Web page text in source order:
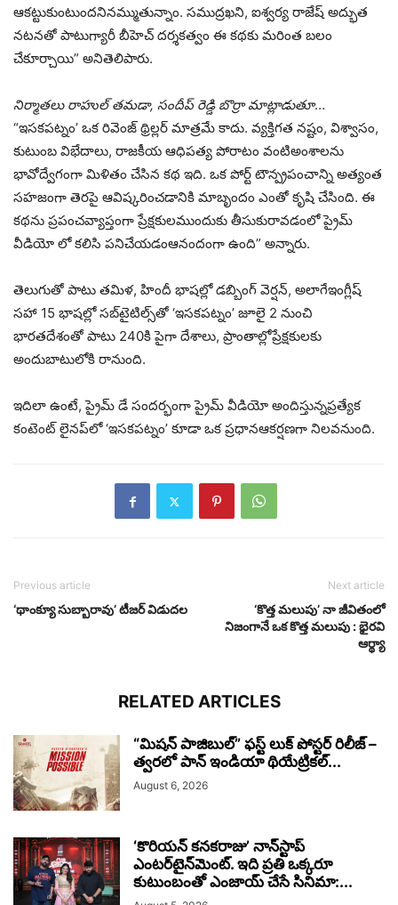
ఆకట్టుకుంటుందనినమ్ముతున్నాం. సముద్రఖని, ఐశ్వర్య రాజేష్ అద్భుత
నటనతో పాటుగ్యారీ బీహెచ్ దర్శకత్వం ఈ కథకు మరింత బలం
చేకూర్చాయి” అనితెలిపారు.
నిర్మాతలు రాహుల్ తమడా, సందీప్ రెడ్డి బొర్రా మాట్లాడుతూ…
“ఇసకపట్నం’ ఒక రివెంజ్ థ్రిల్లర్ మాత్రమే కాదు. వ్యక్తిగత నష్టం, విశ్వాసం,
కుటుంబ విభేదాలు, రాజకీయ ఆధిపత్య పోరాటం వంటిఅంశాలను
భావోద్వేగంగా మిళితం చేసిన కథ ఇది. ఒక పోర్ట్ టౌన్ప్రపంచాన్ని అత్యంత
సహజంగా తెరపై ఆవిష్కరించడానికి మాబృందం ఎంతో కృషి చేసింది. ఈ
కథను ప్రపంచవ్యాప్తంగా ప్రేక్షకులముందుకు తీసుకురావడంలో ప్రైమ్
వీడియో లో కలిసి పనిచేయడంఆనందంగా ఉంది” అన్నారు.
తెలుగుతో పాటు తమిళ, హిందీ భాషల్లో డబ్బింగ్ వెర్షన్, అలాగేఇంగ్లీష్
సహా 15 భాషల్లో సబ్‌టైటిల్స్‌తో ‘ఇసకపట్నం’ జూలై 2 నుంచి
భారతదేశంతో పాటు 240కి పైగా దేశాలు, ప్రాంతాల్లోప్రేక్షకులకు
అందుబాటులోకి రానుంది.
ఇదిలా ఉంటే, ప్రైమ్ డే సందర్భంగా ప్రైమ్ వీడియో అందిస్తున్నప్రత్యేక
కంటెంట్ లైనప్‌లో ‘ఇసకపట్నం’ కూడా ఒక ప్రధానఆకర్షణగా నిలవనుంది.
Previous article
‘థాంక్యూ సుబ్బారావు’ టీజర్ విడుదల
Next article
‘కొత్త మలుపు’ నా జీవితంలో
నిజంగానే ఒక కొత్త మలుపు : భైరవి
ఆర్థ్యా
RELATED ARTICLES
“మిషన్ పాజిబుల్” ఫస్ట్ లుక్ పోస్టర్ రిలీజ్ –
త్వరలో పాన్ ఇండియా థియేట్రికల్...
August 6, 2026
‘కొరియన్ కనకరాజు’ నాన్‌స్టాప్
ఎంటర్‌టైన్‌మెంట్. ఇది ప్రతి ఒక్కరూ
కుటుంబంతో ఎంజాయ్ చేసే సినిమా:...